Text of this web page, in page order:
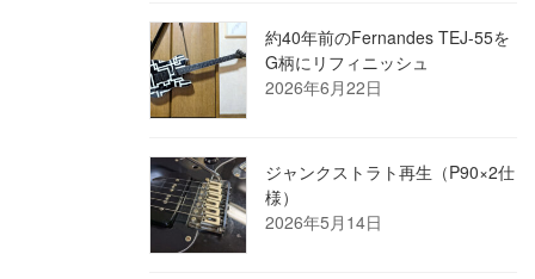
約40年前のFernandes TEJ-55を
G柄にリフィニッシュ
2026年6月22日
ジャンクストラト再生（P90×2仕
様）
2026年5月14日